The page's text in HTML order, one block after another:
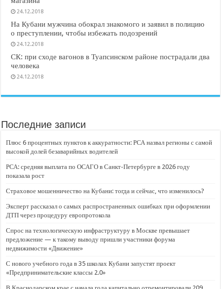
24.12.2018
На Кубани мужчина обокрал знакомого и заявил в полицию
о преступлении, чтобы избежать подозрений
24.12.2018
СК: при сходе вагонов в Туапсинском районе пострадали два
человека
24.12.2018
Последние записи
Плюс 6 процентных пунктов к аккуратности: РСА назвал регионы с самой
высокой долей безаварийных водителей
РСА: средняя выплата по ОСАГО в Санкт-Петербурге в 2026 году
показала рост
Страховое мошенничество на Кубани: тогда и сейчас, что изменилось?
Эксперт рассказал о самых распространенных ошибках при оформлении
ДТП через процедуру европротокола
Спрос на технологическую инфраструктуру в Москве превышает
предложение — к такому выводу пришли участники форума
недвижимости «Движение»
С нового учебного года в 35 школах Кубани запустят проект
«Предпринимательские классы 2.0»